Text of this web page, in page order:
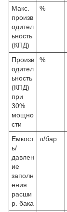
Макс.
произв
одител
ьность
(КПД)
%
Произв
одител
ьность
(КПД)
при
30%
мощно
сти
%
Емкост
ь/
давлен
ие
заполн
ения
расши
р. бака
л/бар